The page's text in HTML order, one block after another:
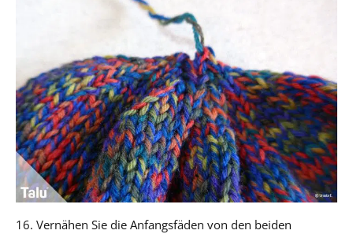
16. Vernähen Sie die Anfangsfäden von den beiden